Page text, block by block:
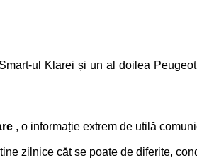
ul Klarei și un al doilea
, o informație extrem de utilă
zilnice căt se poate de diferite,